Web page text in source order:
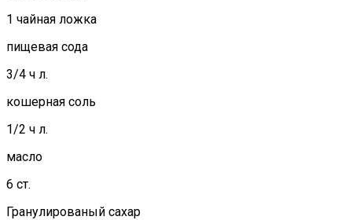
1 чайная ложка
пищевая сода
3/4 ч л.
кошерная соль
1/2 ч л.
масло
6 ст.
Гранулированый сахар